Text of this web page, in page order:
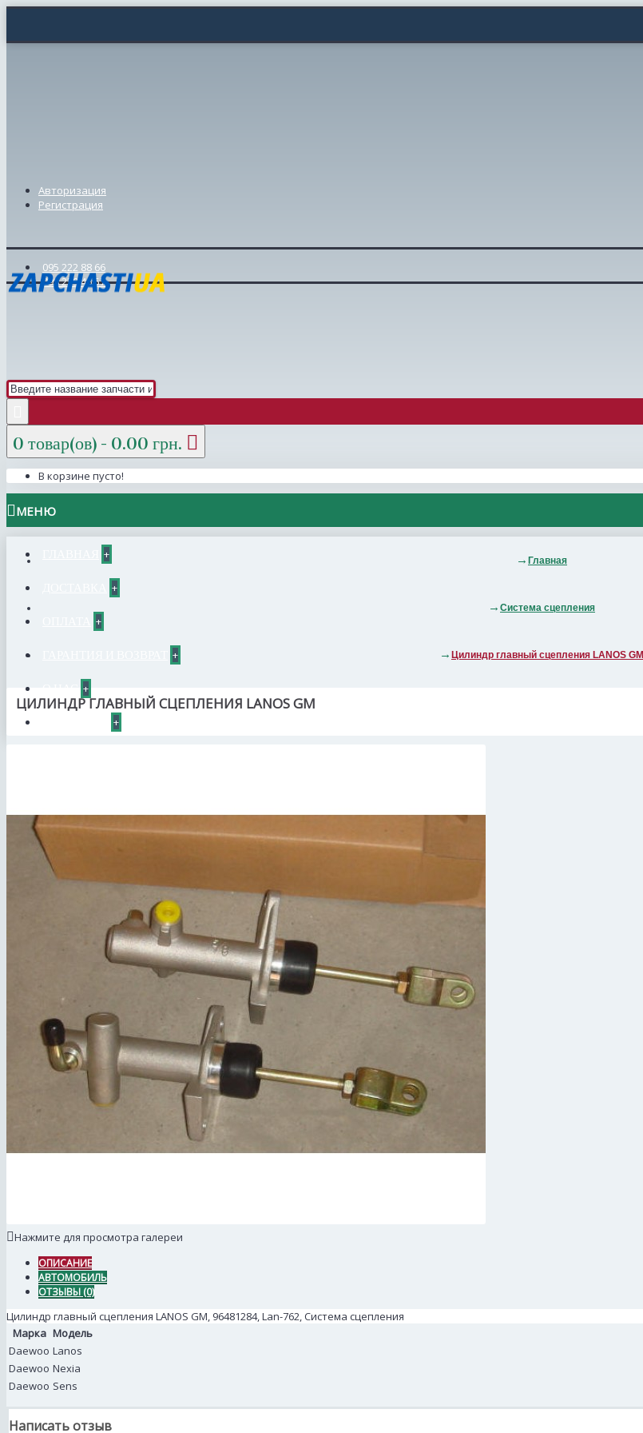
Авторизация
Регистрация
095 222 88 66
098 239 46 57
0 товар(ов) - 0.00 грн.
В корзине пусто!
МЕНЮ
+
+
+
+
+
+
Главная
Система сцепления
Цилиндр главный сцепления LANOS GM
ЦИЛИНДР ГЛАВНЫЙ СЦЕПЛЕНИЯ LANOS GM
Нажмите для просмотра галереи
ОПИСАНИЕ
АВТОМОБИЛЬ
ОТЗЫВЫ (0)
Цилиндр главный сцепления LANOS GM, 96481284, Lan-762, Система сцепления
Марка Модель
Daewoo Lanos
Daewoo Nexia
Daewoo Sens
Написать отзыв